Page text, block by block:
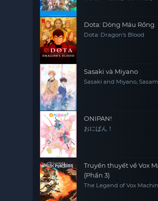
Dota: Dòng Máu Rồng
Dota: Dragon's Blood
Sasaki và Miyano
Sasaki and Miyano,
ONIPAN!
おにぱん！
Truyền thuyết về Vox
(Phần 3)
The Legend of Vox